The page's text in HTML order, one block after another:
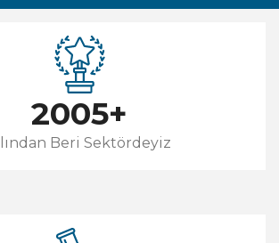
2005+
Beri Sektördeyiz